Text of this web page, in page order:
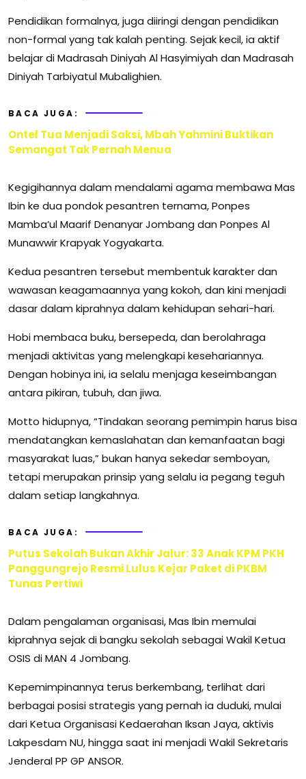
Pendidikan formalnya, juga diiringi dengan pendidikan
non-formal yang tak kalah penting. Sejak kecil, ia aktif
belajar di Madrasah Diniyah Al Hasyimiyah dan Madrasah
Diniyah Tarbiyatul Mubalighien.
BACA JUGA:
Ontel Tua Menjadi Saksi, Mbah Yahmini Buktikan
Semangat Tak Pernah Menua
Kegigihannya dalam mendalami agama membawa Mas
Ibin ke dua pondok pesantren ternama, Ponpes
Mamba’ul Maarif Denanyar Jombang dan Ponpes Al
Munawwir Krapyak Yogyakarta.
Kedua pesantren tersebut membentuk karakter dan
wawasan keagamaannya yang kokoh, dan kini menjadi
dasar dalam kiprahnya dalam kehidupan sehari-hari.
Hobi membaca buku, bersepeda, dan berolahraga
menjadi aktivitas yang melengkapi kesehariannya.
Dengan hobinya ini, ia selalu menjaga keseimbangan
antara pikiran, tubuh, dan jiwa.
Motto hidupnya, “Tindakan seorang pemimpin harus bisa
mendatangkan kemaslahatan dan kemanfaatan bagi
masyarakat luas,” bukan hanya sekedar semboyan,
tetapi merupakan prinsip yang selalu ia pegang teguh
dalam setiap langkahnya.
BACA JUGA:
Putus Sekolah Bukan Akhir Jalur: 33 Anak KPM PKH
Panggungrejo Resmi Lulus Kejar Paket di PKBM
Tunas Pertiwi
Dalam pengalaman organisasi, Mas Ibin memulai
kiprahnya sejak di bangku sekolah sebagai Wakil Ketua
OSIS di MAN 4 Jombang.
Kepemimpinannya terus berkembang, terlihat dari
berbagai posisi strategis yang pernah ia duduki, mulai
dari Ketua Organisasi Kedaerahan Iksan Jaya, aktivis
Lakpesdam NU, hingga saat ini menjadi Wakil Sekretaris
Jenderal PP GP ANSOR.